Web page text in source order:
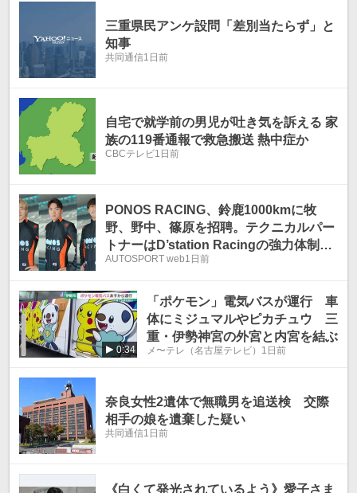
三重県民アンケ設問「差別当たらず」と
知事
共同通信1日前
自宅で就学前の男児が吐き気を訴える 家
族の119番通報で救急搬送 熱中症か
CBCテレビ1日前
PONOS RACING、鈴鹿1000kmに牧
野、野中、篠原を招聘。テクニカルパー
トナーはD’station Racingの強力体制で
挑む
AUTOSPORT web1日前
0:34
「ポケモン」電気バスが運行 車
体にミジュマルやピカチュウ 三
重・伊勢神宮の外宮と内宮を結ぶ
メ〜テレ（名古屋テレビ） 1日前
奈良女性2遺体で無職男を追送検 交際
相手の娘を遺棄した疑い
共同通信1日前
《白くて発光されているよう》愛子さま